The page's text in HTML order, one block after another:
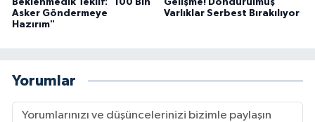
Beklenmedik Teklif: "100 Bin
Asker Göndermeye
Hazırım"
Gelişme! Dondurulmuş
Varlıklar Serbest Bırakılıyor
Yorumlar